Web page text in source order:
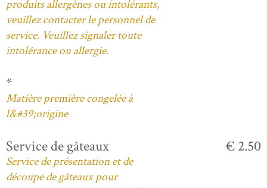
produits allergènes ou intolérants,
veuillez contacter le personnel de
service. Veuillez signaler toute
intolérance ou allergie.
*
Matière première congelée à
l&#39;origine
Service de gâteaux
Service de présentation et de
découpe de gâteaux pour
€ 2.50